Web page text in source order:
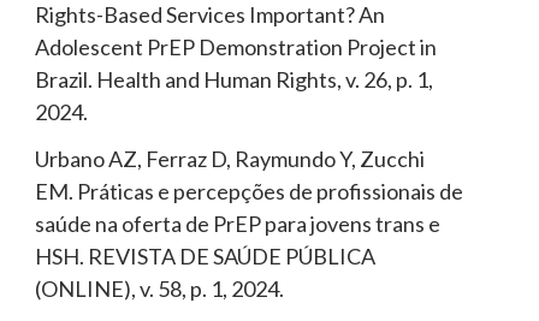
Rights-Based Services Important? An
Adolescent PrEP Demonstration Project in
Brazil. Health and Human Rights, v. 26, p. 1,
2024.
Urbano AZ, Ferraz D, Raymundo Y, Zucchi
EM. Práticas e percepções de profissionais de
saúde na oferta de PrEP para jovens trans e
HSH. REVISTA DE SAÚDE PÚBLICA
(ONLINE), v. 58, p. 1, 2024.